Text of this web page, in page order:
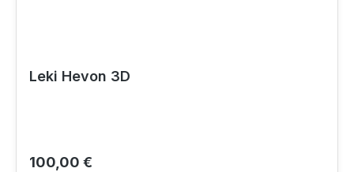
Leki Hevon 3D
Regulärer Preis:
100,00 €